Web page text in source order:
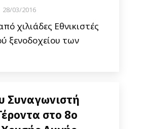
28/03/2016
χιλιάδες Εθνικιστές
ξενοδοχείου των
Συναγωνιστή
στο 8ο